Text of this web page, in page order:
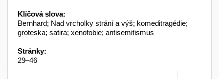
Klíčová slova:
Bernhard; Nad vrcholky strání a výš; komeditragédie;
groteska; satira; xenofobie; antisemitismus
Stránky:
29–46